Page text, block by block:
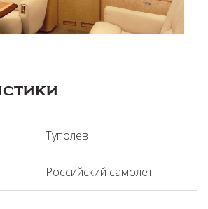
Туполев
Российский самолет